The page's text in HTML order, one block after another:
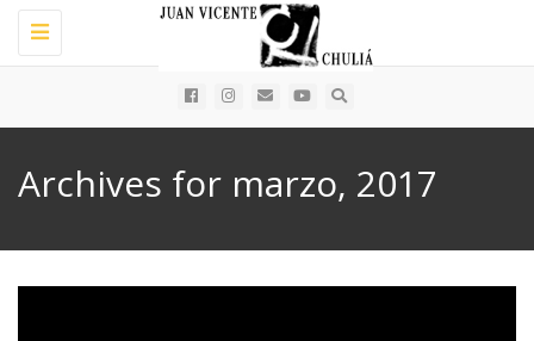
Toggle
navigation
Archives for marzo, 2017